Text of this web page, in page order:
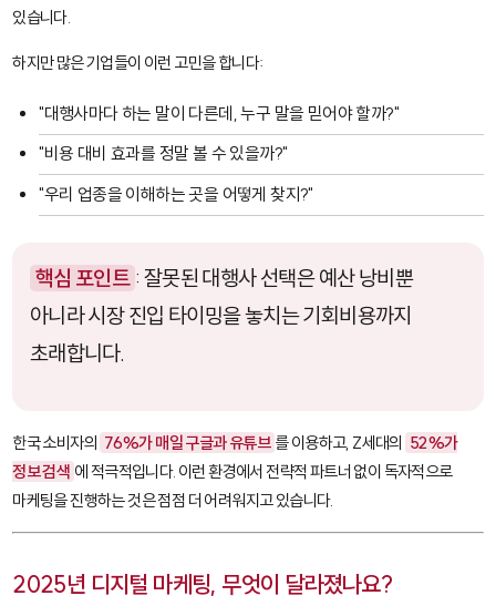
있습니다.
하지만 많은 기업들이 이런 고민을 합니다:
"대행사마다 하는 말이 다른데, 누구 말을 믿어야 할까?"
"비용 대비 효과를 정말 볼 수 있을까?"
"우리 업종을 이해하는 곳을 어떻게 찾지?"
핵심 포인트 : 잘못된 대행사 선택은 예산 낭비뿐
아니라 시장 진입 타이밍을 놓치는 기회비용까지
초래합니다.
한국 소비자의 76%가 매일 구글과 유튜브 를 이용하고, Z세대의 52%가
정보 검색 에 적극적입니다. 이런 환경에서 전략적 파트너 없이 독자적으로
마케팅을 진행하는 것은 점점 더 어려워지고 있습니다.
2025년 디지털 마케팅, 무엇이 달라졌나요?